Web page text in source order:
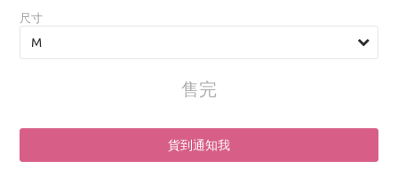
尺寸
售完
貨到通知我